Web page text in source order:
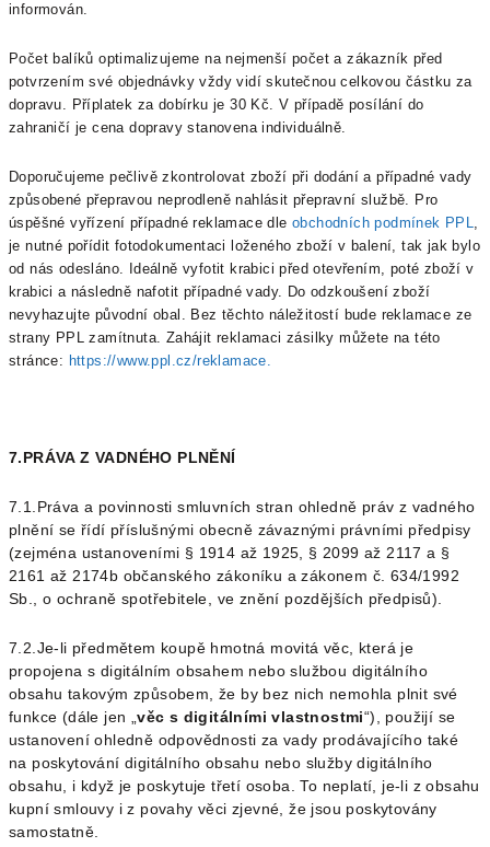
informován.
Počet balíků optimalizujeme na nejmenší počet a zákazník před
potvrzením své objednávky vždy vidí skutečnou celkovou částku za
dopravu. Příplatek za dobírku je 30 Kč. V případě posílání do
zahraničí je cena dopravy stanovena individuálně.
Doporučujeme pečlivě zkontrolovat zboží při dodání a případné vady
způsobené přepravou neprodleně nahlásit přepravní službě. Pro
úspěšné vyřízení případné reklamace dle obchodních podmínek PPL
je nutné pořídit fotodokumentaci loženého zboží v balení, tak jak bylo
od nás odesláno. Ideálně vyfotit krabici před otevřením, poté zboží v
krabici a následně nafotit případné vady. Do odzkoušení zboží
nevyhazujte původní obal. Bez těchto náležitostí bude reklamace ze
strany PPL zamítnuta. Zahájit reklamaci zásilky můžete na této
stránce: https://www.ppl.cz/reklamace.
7.PRÁVA Z VADNÉHO PLNĚNÍ
7.1.Práva a povinnosti smluvních stran ohledně práv z vadného
plnění se řídí příslušnými obecně závaznými právními předpisy
(zejména ustanoveními § 1914 až 1925, § 2099 až 2117 a §
2161 až 2174b občanského zákoníku a zákonem č. 634/1992
Sb., o ochraně spotřebitele, ve znění pozdějších předpisů).
7.2.Je-li předmětem koupě hmotná movitá věc, která je
propojena s digitálním obsahem nebo službou digitálního
obsahu takovým způsobem, že by bez nich nemohla plnit své
funkce (dále jen „věc s digitálními vlastnostmi“), použijí se
ustanovení ohledně odpovědnosti za vady prodávajícího také
na poskytování digitálního obsahu nebo služby digitálního
obsahu, i když je poskytuje třetí osoba. To neplatí, je-li z obsahu
kupní smlouvy i z povahy věci zjevné, že jsou poskytovány
samostatně.